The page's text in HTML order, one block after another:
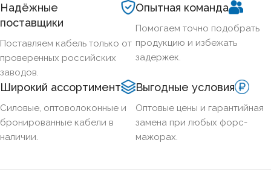
ОГНЕСТОЙКИЙ
НАЛИЧИЕ ЭКРАНА
БРОНИРОВАННЫЙ
Надёжные
поставщики
Поставляем кабель только от
проверенных российских
заводов.
Опытная команда
Помогаем точно подобрать
продукцию и избежать
задержек.
Широкий ассортимент
Силовые, оптоволоконные и
бронированные кабели в
наличии.
Выгодные условия
Оптовые цены и гарантийная
замена при любых форс-
мажорах.